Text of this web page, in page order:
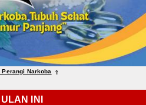
Perangi Narkoba ⇑
INI